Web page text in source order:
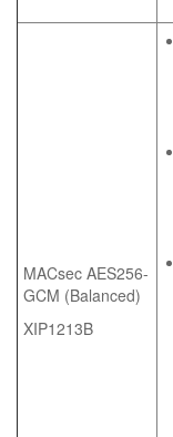
MACsec AES256-
GCM (Balanced)
XIP1213B